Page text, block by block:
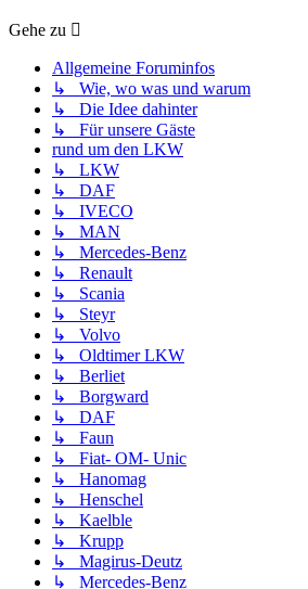
Gehe zu
Allgemeine Foruminfos
↳ Wie, wo was und warum
↳ Die Idee dahinter
↳ Für unsere Gäste
rund um den LKW
↳ LKW
↳ DAF
↳ IVECO
↳ MAN
↳ Mercedes-Benz
↳ Renault
↳ Scania
↳ Steyr
↳ Volvo
↳ Oldtimer LKW
↳ Berliet
↳ Borgward
↳ DAF
↳ Faun
↳ Fiat- OM- Unic
↳ Hanomag
↳ Henschel
↳ Kaelble
↳ Krupp
↳ Magirus-Deutz
↳ Mercedes-Benz